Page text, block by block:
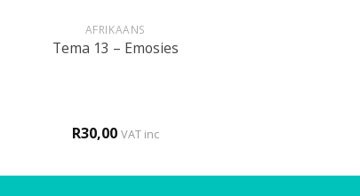
AFRIKAANS
Tema 13 – Emosies
R30,00 VAT inc